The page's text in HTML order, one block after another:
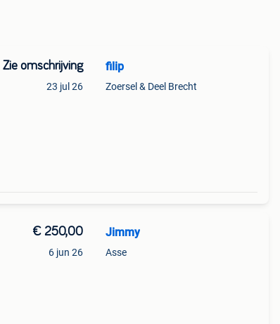
Zie omschrijving
23 jul 26
filip
Zoersel & Deel Brecht
€ 250,00
6 jun 26
Jimmy
Asse